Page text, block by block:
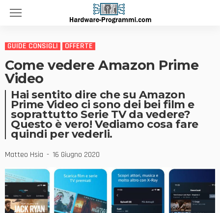
GUIDE CONSIGLI OFFERTE
Come vedere Amazon Prime
Video
Hai sentito dire che su Amazon
Prime Video ci sono dei bei film e
soprattutto Serie TV da vedere?
Questo è vero! Vediamo cosa fare
quindi per vederli.
Matteo Hsia 16 Giugno 2020